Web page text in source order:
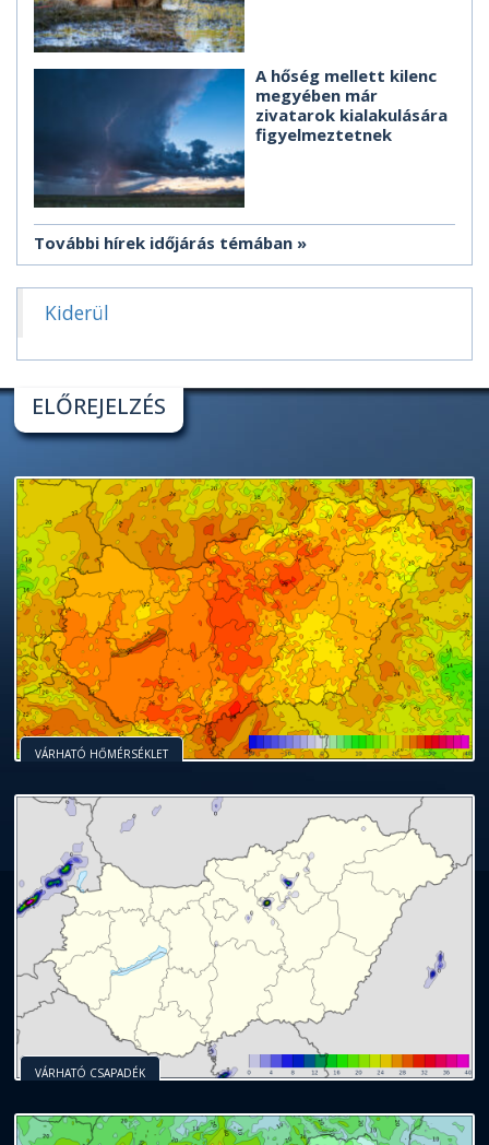
A hőség mellett kilenc
megyében már
zivatarok kialakulására
figyelmeztetnek
További hírek időjárás témában
Kiderül
ELŐREJELZÉS
VÁRHATÓ HŐMÉRSÉKLET
VÁRHATÓ CSAPADÉK